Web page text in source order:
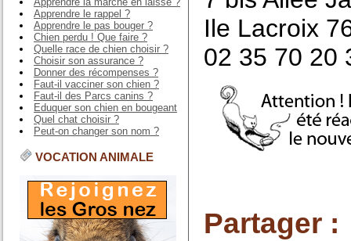
Apprendre le rappel ?
Apprendre le pas bouger ?
Chien perdu ! Que faire ?
Quelle race de chien choisir ?
Choisir son assurance ?
Donner des récompenses ?
Faut-il vacciner son chien ?
Faut-il des Parcs canins ?
Eduquer son chien en bougeant
Quel chat choisir ?
Peut-on changer son nom ?
VOCATION ANIMALE
Ile Lacroix
02 35 70 20
Partager :